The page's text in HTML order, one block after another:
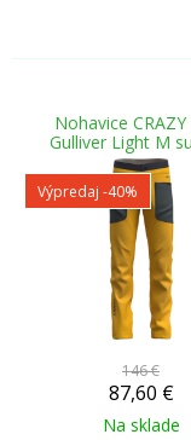
Nohavice
Gulliver Light M
Výpredaj -40%
146 €
87,60 €
Na sklade